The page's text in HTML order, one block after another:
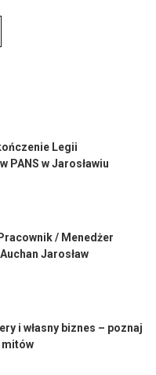
Legii
PANS w Jarosławiu
/ Menedżer
Jarosław
i własny biznes – poznaj
mitów